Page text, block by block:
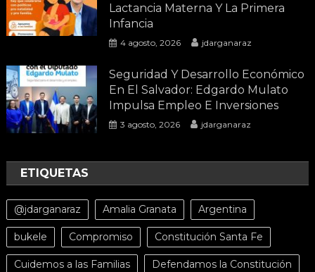
Lactancia Materna Y La Primera
Infancia
4 agosto, 2026 jdarganaraz
Seguridad Y Desarrollo Económico
En El Salvador: Edgardo Mulato
Impulsa Empleo E Inversiones
3 agosto, 2026 jdarganaraz
ETIQUETAS
@jdarganaraz Amalia Granata Argentina
bukele Compromiso Constitución Santa Fe
Cuidemos a las Familias Defendamos la Constitución